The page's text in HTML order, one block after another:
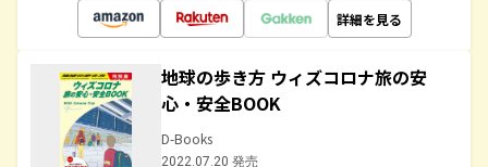
詳細を見る
地球の歩き方 ウィズコロナ旅の安
心・安全BOOK
D-Books
2022.07.20 発売